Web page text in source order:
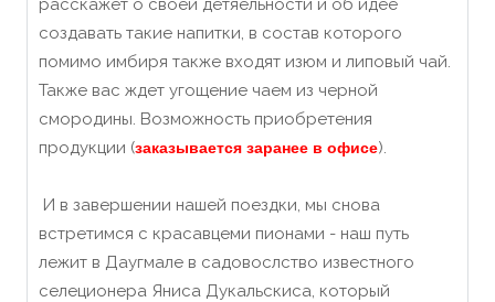
расскажет о своей детяельности и об идее
создавать такие напитки, в состав которого
помимо имбиря также входят изюм и липовый чай.
Также вас ждет угощение чаем из черной
смородины. Возможность приобретения
продукции (заказывается заранее в офисе).
И в завершении нашей поездки, мы снова
встретимся с красавцеми пионами - наш путь
лежит в Даугмале в садовослство известного
селеционера Яниса Дукальскиса, который